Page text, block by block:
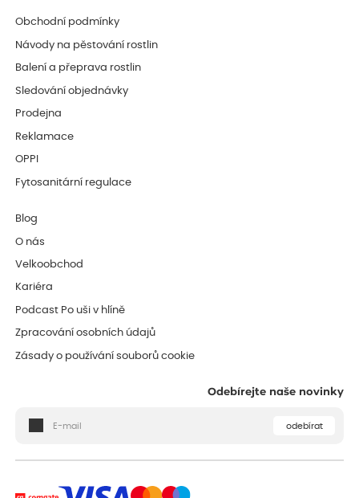
Obchodní podmínky
Návody na pěstování rostlin
Balení a přeprava rostlin
Sledování objednávky
Prodejna
Reklamace
OPPI
Fytosanitární regulace
Blog
O nás
Velkoobchod
Kariéra
Podcast Po uši v hlíně
Zpracování osobních údajů
Zásady o používání souborů cookie
Odebírejte naše novinky
odebírat